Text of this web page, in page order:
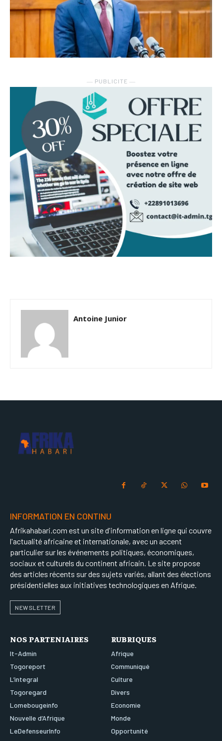
― PUBLICITE ―
Antoine Junior
INFORMATION EN CONTINU
Afrikahabari.com est un site d'information en ligne qui couvre
l'actualité africaine et internationale, avec un accent
particulier sur les événements politiques, économiques,
sociaux et culturels du continent africain. Le site propose
des articles récents sur des sujets variés, allant des élections
présidentielles aux initiatives technologiques en Afrique.
NEWSLETTER
NOS PARTENIAIRES
It-Admin
Togoreport
L’integral
Togoregard
Lomebougeinfo
Nouvelle d’Afrique
LeDefenseurInfo
RUBRIQUES
Afrique
Communiqué
Culture
Divers
Economie
Monde
Opportunité